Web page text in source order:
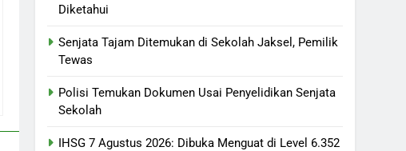
Diketahui
Senjata Tajam Ditemukan di Sekolah Jaksel, Pemilik
Tewas
Polisi Temukan Dokumen Usai Penyelidikan Senjata
Sekolah
IHSG 7 Agustus 2026: Dibuka Menguat di Level 6.352